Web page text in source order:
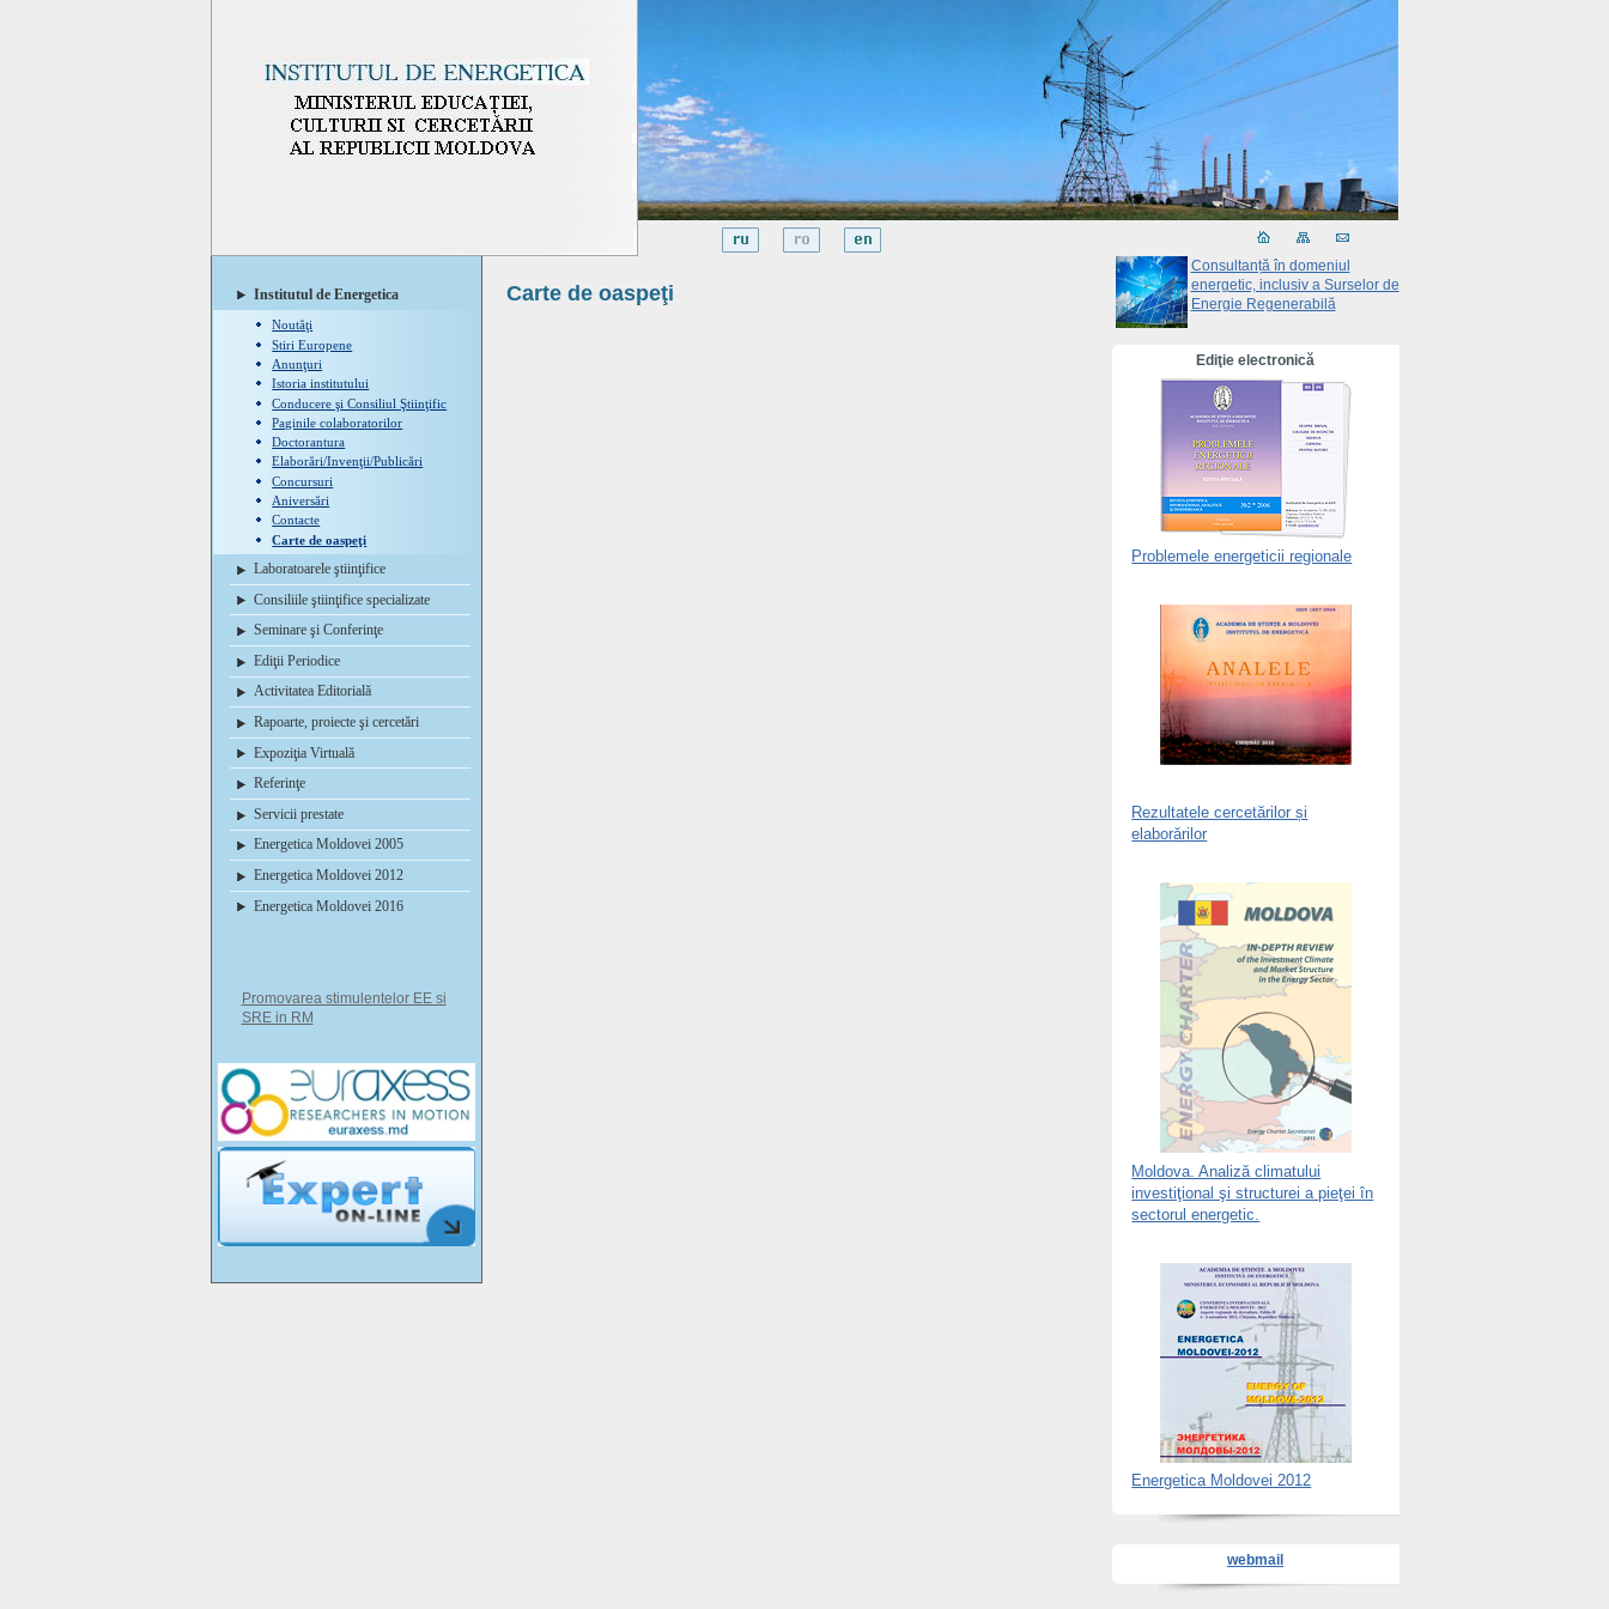
Institutul de Energetica
Noutăţi
Stiri Europene
Anunţuri
Istoria institutului
Conducere şi Consiliul Ştiinţific
Paginile colaboratorilor
Doctorantura
Elaborări/Invenţii/Publicări
Concursuri
Aniversări
Contacte
Carte de oaspeţi
Laboratoarele ştiinţifice
Consiliile ştiinţifice specializate
Seminare şi Conferinţe
Ediţii Periodice
Activitatea Editorială
Rapoarte, proiecte şi cercetări
Expoziţia Virtuală
Referinţe
Servicii prestate
Energetica Moldovei 2005
Energetica Moldovei 2012
Energetica Moldovei 2016
Promovarea stimulentelor EE si
SRE in RM
Carte de oaspeţi
Consultanță în domeniul
energetic, inclusiv a Surselor de
Energie Regenerabilă
Ediţie electronică
Problemele energeticii regionale
Rezultatele cercetărilor și
elaborărilor
Moldova. Analiză climatului
investiţional şi structurei a pieţei în
sectorul energetic.
Energetica Moldovei 2012
webmail